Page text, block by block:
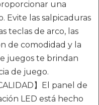
una
Evite las salpicaduras
teclas de arco, las
de comodidad y la
juegos te brindan
de juego.
】El panel de
LED está hecho